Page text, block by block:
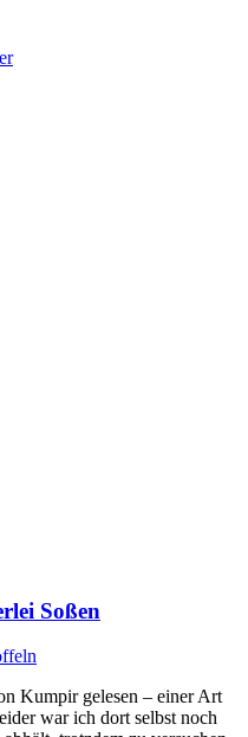
Soßen
Kumpir gelesen – einer Art
war ich dort selbst noch